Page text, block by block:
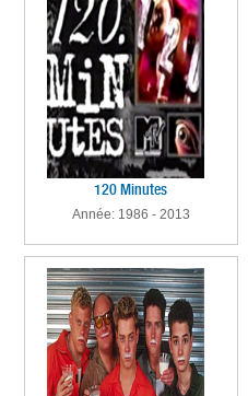
120 Minutes
Année: 1986 - 2013